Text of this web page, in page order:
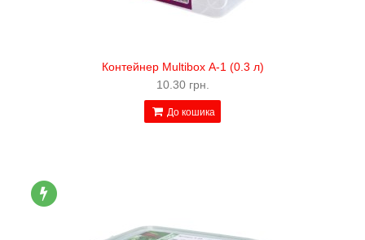
Контейнер Multibox А-1 (0.3 л)
10.30 грн.
До кошика